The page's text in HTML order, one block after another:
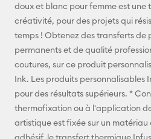
doux et blanc pour femme est une
créativité, pour des projets qui
temps ! Obtenez des transferts de
permanents et de qualité
coutures, sur ce produit
Ink. Les produits personnalisables
pour des résultats supérieurs. *
thermofixation ou à l'application
artistique est fixée sur un